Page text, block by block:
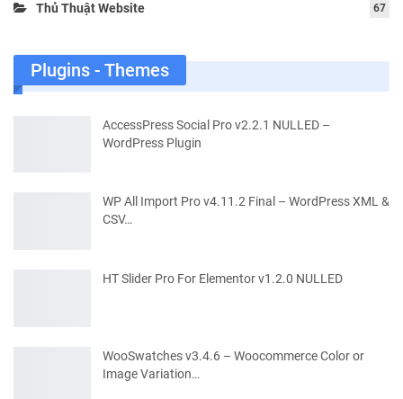
Thủ Thuật Website 67
Plugins - Themes
AccessPress Social Pro v2.2.1 NULLED –
WordPress Plugin
WP All Import Pro v4.11.2 Final – WordPress XML &
CSV…
HT Slider Pro For Elementor v1.2.0 NULLED
WooSwatches v3.4.6 – Woocommerce Color or
Image Variation…